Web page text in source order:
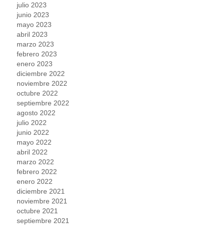
julio 2023
junio 2023
mayo 2023
abril 2023
marzo 2023
febrero 2023
enero 2023
diciembre 2022
noviembre 2022
octubre 2022
septiembre 2022
agosto 2022
julio 2022
junio 2022
mayo 2022
abril 2022
marzo 2022
febrero 2022
enero 2022
diciembre 2021
noviembre 2021
octubre 2021
septiembre 2021